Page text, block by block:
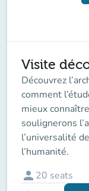
Visite
Découvrez
comment
mieux
soulignerons
l’universalité
l’humanité.
person 20 seats